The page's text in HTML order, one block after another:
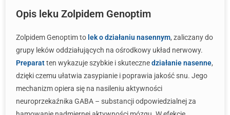
Opis leku Zolpidem Genoptim
Zolpidem Genoptim to lek o działaniu nasennym, zaliczany do
grupy leków oddziałujących na ośrodkowy układ nerwowy.
Preparatten wykazuje szybkie i skutecznedziałanie nasenne,
dzięki czemu ułatwia zasypianie i poprawia jakość snu. Jego
mechanizm opiera się na nasileniu aktywności
neuroprzekaźnika GABA – substancji odpowiedzialnej za